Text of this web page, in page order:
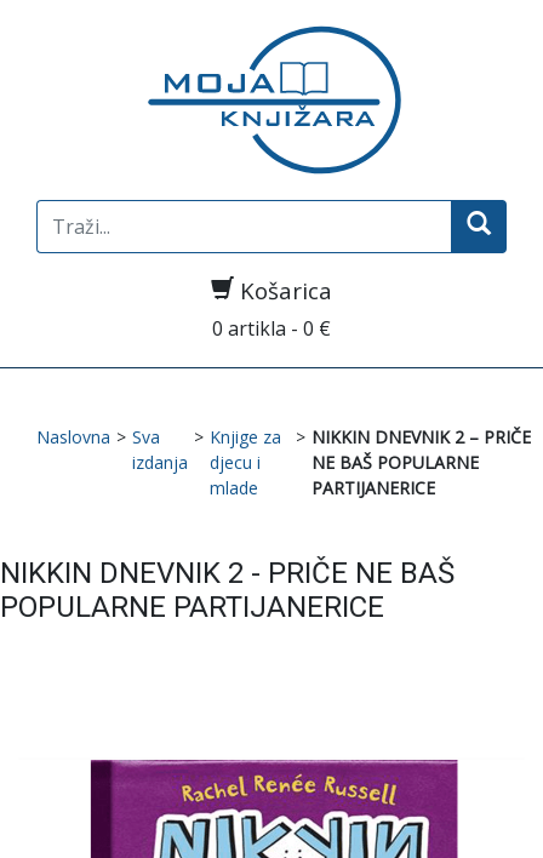
Search
for:
Košarica
0 artikla - 0 €
Naslovna > Sva
izdanja
> Knjige za
djecu i
mlade
> NIKKIN DNEVNIK 2 – PRIČE
NE BAŠ POPULARNE
PARTIJANERICE
NIKKIN DNEVNIK 2 - PRIČE NE BAŠ
POPULARNE PARTIJANERICE